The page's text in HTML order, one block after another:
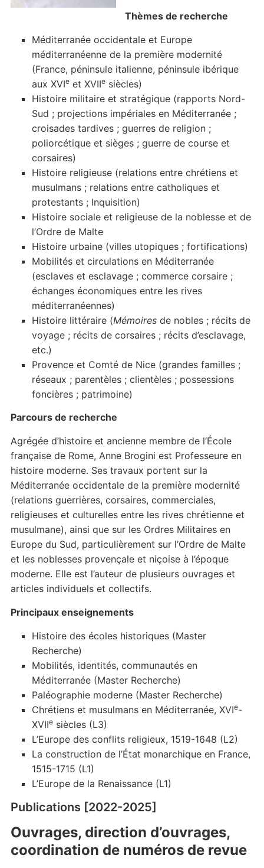
Thèmes de recherche
Méditerranée occidentale et Europe
méditerranéenne de la première modernité
(France, péninsule italienne, péninsule ibérique
aux XVIeet XVIIesiècles)
Histoire militaire et stratégique (rapports Nord-
Sud ; projections impériales en Méditerranée ;
croisades tardives ; guerres de religion ;
poliorcétique et sièges ; guerre de course et
corsaires)
Histoire religieuse (relations entre chrétiens et
musulmans ; relations entre catholiques et
protestants ; Inquisition)
Histoire sociale et religieuse de la noblesse et de
l’Ordre de Malte
Histoire urbaine (villes utopiques ; fortifications)
Mobilités et circulations en Méditerranée
(esclaves et esclavage ; commerce corsaire ;
échanges économiques entre les rives
méditerranéennes)
Histoire littéraire (Mémoiresde nobles ; récits de
voyage ; récits de corsaires ; récits d’esclavage,
etc.)
Provence et Comté de Nice (grandes familles ;
réseaux ; parentèles ; clientèles ; possessions
foncières ; patrimoine)
Parcours de recherche
Agrégée d’histoire et ancienne membre de l’École
française de Rome, Anne Brogini est Professeure en
histoire moderne. Ses travaux portent sur la
Méditerranée occidentale de la première modernité
(relations guerrières, corsaires, commerciales,
religieuses et culturelles entre les rives chrétienne et
musulmane), ainsi que sur les Ordres Militaires en
Europe du Sud, particulièrement sur l’Ordre de Malte
et les noblesses provençale et niçoise à l’époque
moderne. Elle est l’auteur de plusieurs ouvrages et
articles individuels et collectifs.
Principaux enseignements
Histoire des écoles historiques (Master
Recherche)
Mobilités, identités, communautés en
Méditerranée (Master Recherche)
Paléographie moderne (Master Recherche)
Chrétiens et musulmans en Méditerranée, XVIe-
XVIIesiècles (L3)
L’Europe des conflits religieux, 1519-1648 (L2)
La construction de l’État monarchique en France,
1515-1715 (L1)
L’Europe de la Renaissance (L1)
Publications [2022-2025]
Ouvrages, direction d’ouvrages,
coordination de numéros de revue